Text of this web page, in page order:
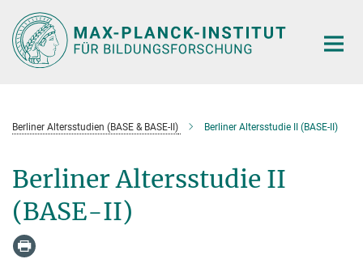
Hauptinhalt
Berliner Altersstudien (BASE & BASE-II) Berliner Altersstudie II (BASE-II)
Berliner Altersstudie II
(BASE-II)